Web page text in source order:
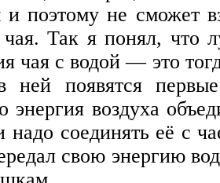
и поэтому не сможет
Так я понял, что
чая с водой — это
ней появятся
энергия воздуха
надо соединять её с
свою энергию